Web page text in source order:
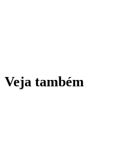
Veja também